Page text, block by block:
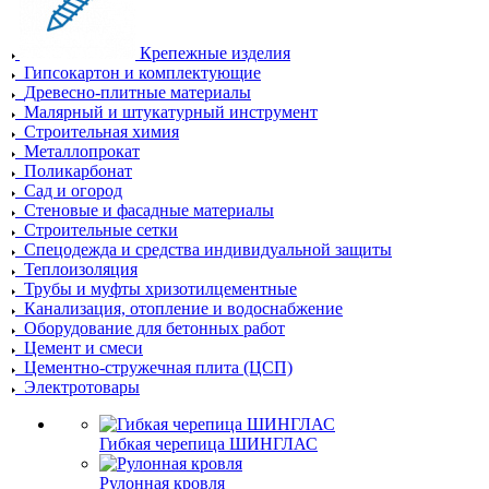
Крепежные изделия
Гипсокартон и комплектующие
Древесно-плитные материалы
Малярный и штукатурный инструмент
Строительная химия
Металлопрокат
Поликарбонат
Сад и огород
Стеновые и фасадные материалы
Строительные сетки
Спецодежда и средства индивидуальной защиты
Теплоизоляция
Трубы и муфты хризотилцементные
Канализация, отопление и водоснабжение
Оборудование для бетонных работ
Цемент и смеси
Цементно-стружечная плита (ЦСП)
Электротовары
Гибкая черепица ШИНГЛАС
Рулонная кровля